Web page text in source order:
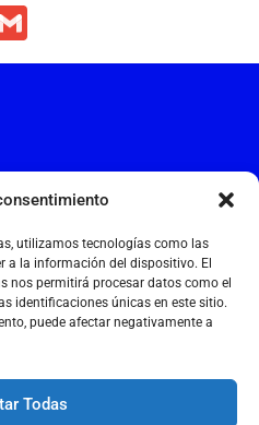
utilizamos tecnologías como las
a la información del dispositivo. El
nos permitirá procesar datos como el
identificaciones únicas en este sitio.
puede afectar negativamente a
Todas
m